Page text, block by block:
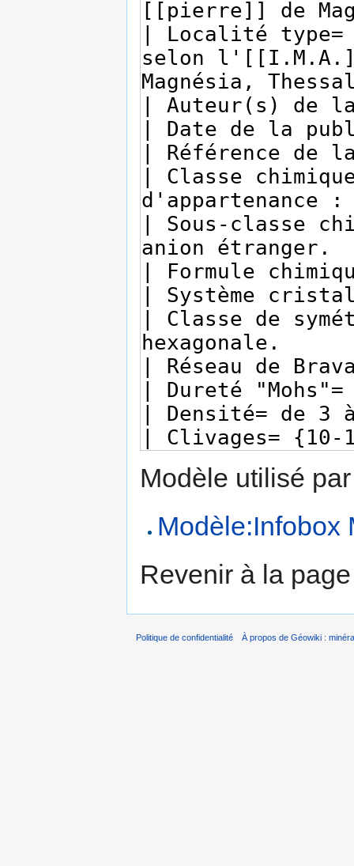
Modèle utilisé
Modèle:Infobox
Revenir à la
Politique de confidentialité À propos de Géowiki :